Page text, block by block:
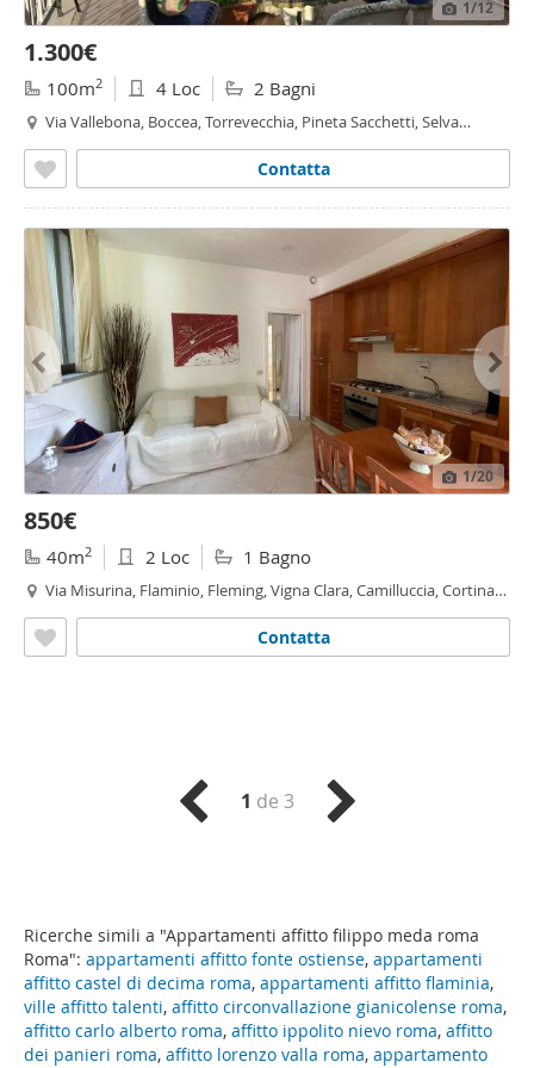
Ricerche simili a "Appartamenti affitto filippo meda roma
Roma": appartamenti affitto fonte ostiense, appartamenti
affitto castel di decima roma, appartamenti affitto flaminia,
ville affitto talenti, affitto circonvallazione gianicolense roma,
affitto carlo alberto roma, affitto ippolito nievo roma, affitto
dei panieri roma, affitto lorenzo valla roma, appartamento
1/12
1.300€
100m2 4 Loc 2 Bagni
Via Vallebona, Boccea, Torrevecchia, Pineta Sacchetti, Selva
Contatta
1/20
850€
40m2 2 Loc 1 Bagno
Via Misurina, Flaminio, Fleming, Vigna Clara, Camilluccia, Cortina
Contatta
1 de 3